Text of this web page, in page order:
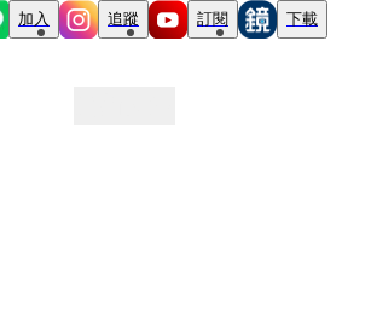
加入 追蹤 訂閱 下載